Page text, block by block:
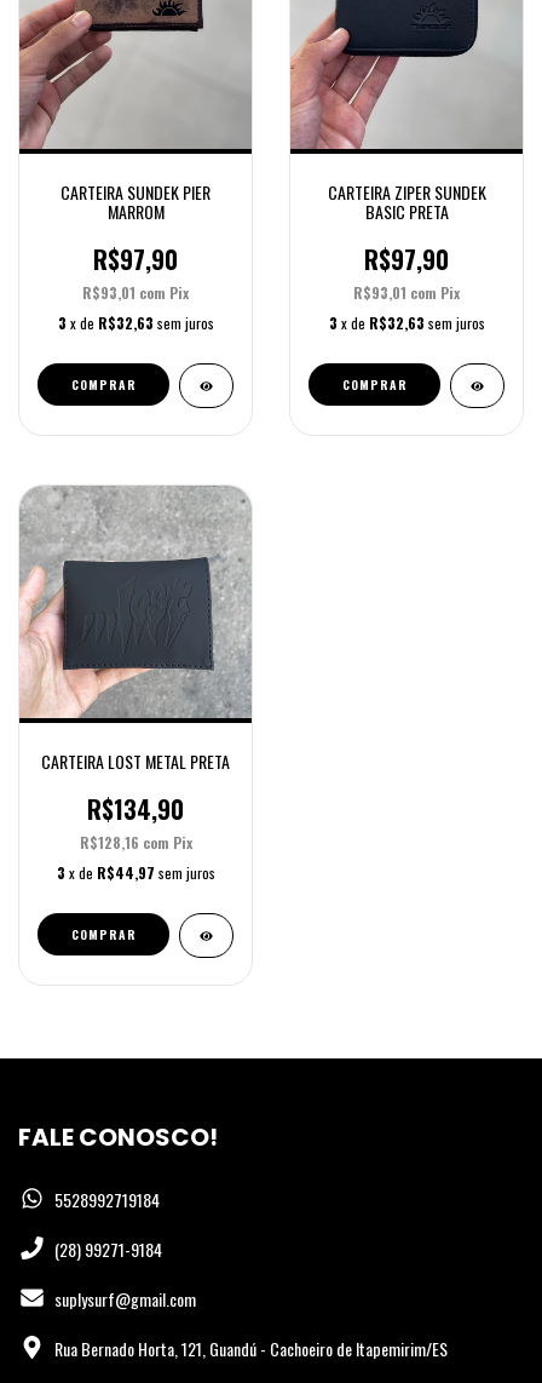
CARTEIRA SUNDEK PIER
MARROM
R$97,90
R$93,01 com Pix
3 x de R$32,63 sem juros
CARTEIRA ZIPER SUNDEK
BASIC PRETA
R$97,90
R$93,01 com Pix
3 x de R$32,63 sem juros
CARTEIRA LOST METAL PRETA
R$134,90
R$128,16 com Pix
3 x de R$44,97 sem juros
FALE CONOSCO!
5528992719184
(28) 99271-9184
suplysurf@gmail.com
Rua Bernado Horta, 121, Guandú - Cachoeiro de Itapemirim/ES